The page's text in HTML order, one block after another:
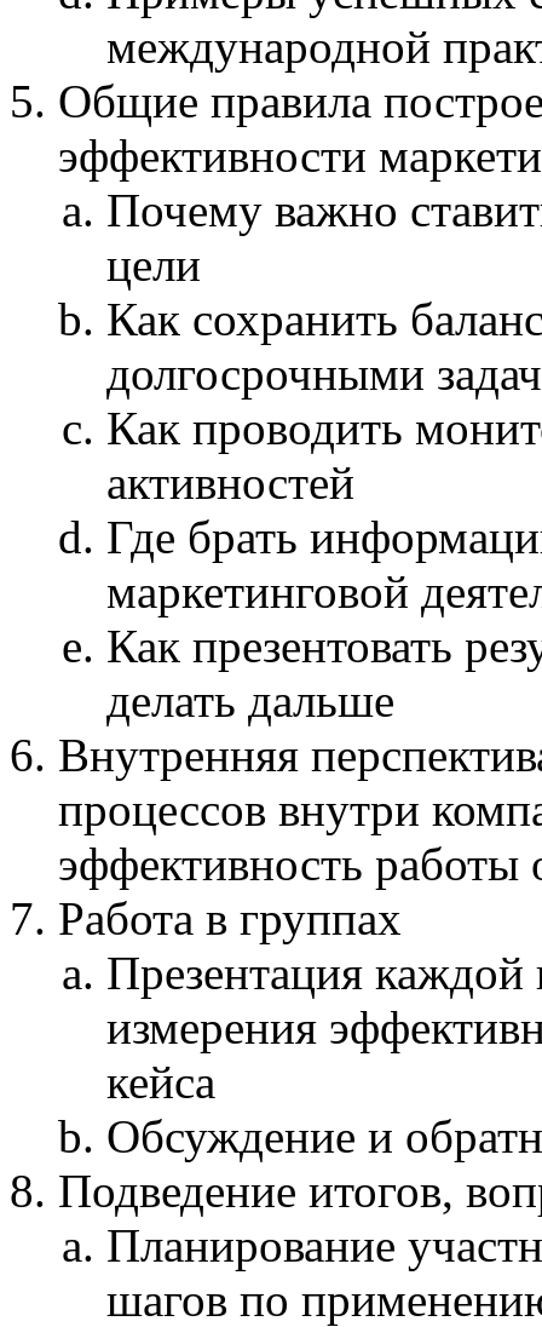
международной
Общие правила
эффективности
Почему важно
цели
Как сохранить
долгосрочными
Как проводить
активностей
Где брать
маркетинговой
Как презентовать
делать дальше
Внутренняя
процессов внутри
эффективность работы
Работа в группах
Презентация
измерения
кейса
Обсуждение и
Подведение итогов,
Планирование
шагов по